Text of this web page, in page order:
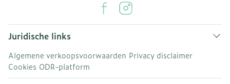
Juridische links
Algemene verkoopsvoorwaarden Privacy disclaimer
Cookies ODR-platform